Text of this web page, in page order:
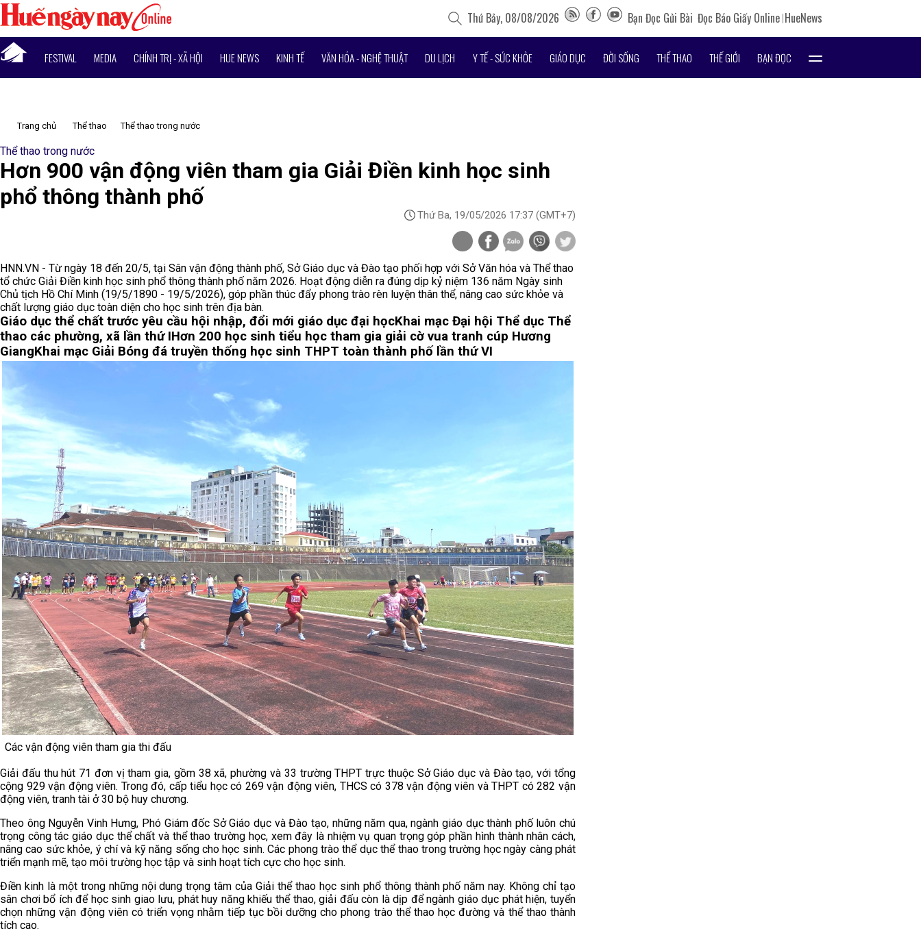
Thứ Bảy, 08/08/2026 Bạn Đọc Gửi Bài Đọc Báo Giấy Online HueNews
FESTIVAL MEDIA CHÍNH TRỊ - XÃ HỘI HUE NEWS KINH TẾ VĂN HÓA - NGHỆ THUẬT DU LỊCH Y TẾ - SỨC KHỎE GIÁO DỤC ĐỜI SỐNG THỂ THAO THẾ GIỚI BẠN ĐỌC
Trang chủ Thể thao Thể thao trong nước
Thể thao trong nước
Hơn 900 vận động viên tham gia Giải Điền kinh học sinh
phổ thông thành phố
Thứ Ba, 19/05/2026 17:37 (GMT+7)
HNN.VN - Từ ngày 18 đến 20/5, tại Sân vận động thành phố, Sở Giáo dục và Đào tạo phối hợp với Sở Văn hóa và Thể thao
tổ chức Giải Điền kinh học sinh phổ thông thành phố năm 2026. Hoạt động diễn ra đúng dịp kỷ niệm 136 năm Ngày sinh
Chủ tịch Hồ Chí Minh (19/5/1890 - 19/5/2026), góp phần thúc đẩy phong trào rèn luyện thân thể, nâng cao sức khỏe và
chất lượng giáo dục toàn diện cho học sinh trên địa bàn.
Giáo dục thể chất trước yêu cầu hội nhập, đổi mới giáo dục đại họcKhai mạc Đại hội Thể dục Thể
thao các phường, xã lần thứ IHơn 200 học sinh tiểu học tham gia giải cờ vua tranh cúp Hương
GiangKhai mạc Giải Bóng đá truyền thống học sinh THPT toàn thành phố lần thứ VI
Các vận động viên tham gia thi đấu
Giải đấu thu hút 71 đơn vị tham gia, gồm 38 xã, phường và 33 trường THPT trực thuộc Sở Giáo dục và Đào tạo, với tổng
cộng 929 vận động viên. Trong đó, cấp tiểu học có 269 vận động viên, THCS có 378 vận động viên và THPT có 282 vận
động viên, tranh tài ở 30 bộ huy chương.
Theo ông Nguyễn Vinh Hưng, Phó Giám đốc Sở Giáo dục và Đào tạo, những năm qua, ngành giáo dục thành phố luôn chú
trọng công tác giáo dục thể chất và thể thao trường học, xem đây là nhiệm vụ quan trọng góp phần hình thành nhân cách,
nâng cao sức khỏe, ý chí và kỹ năng sống cho học sinh. Các phong trào thể dục thể thao trong trường học ngày càng phát
triển mạnh mẽ, tạo môi trường học tập và sinh hoạt tích cực cho học sinh.
Điền kinh là một trong những nội dung trọng tâm của Giải thể thao học sinh phổ thông thành phố năm nay. Không chỉ tạo
sân chơi bổ ích để học sinh giao lưu, phát huy năng khiếu thể thao, giải đấu còn là dịp để ngành giáo dục phát hiện, tuyển
chọn những vận động viên có triển vọng nhằm tiếp tục bồi dưỡng cho phong trào thể thao học đường và thể thao thành
tích cao.